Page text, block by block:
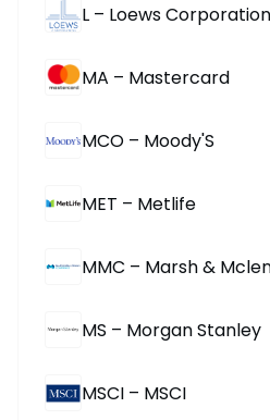
L – Loews Corporation
MA – Mastercard
MCO – Moody'S
MET – Metlife
MMC – Marsh &
MS – Morgan Stanley
MSCI – MSCI